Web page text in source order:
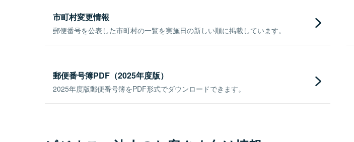
市町村変更情報
郵便番号を公表した市町村の一覧を実施日の新しい順に掲載しています。
郵便番号簿PDF（2025年度版）
2025年度版郵便番号簿をPDF形式でダウンロードできます。